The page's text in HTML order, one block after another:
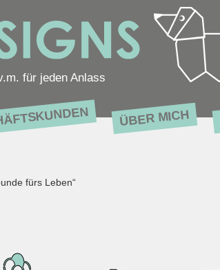
für jeden Anlass
ÜBER MICH
fürs Leben“